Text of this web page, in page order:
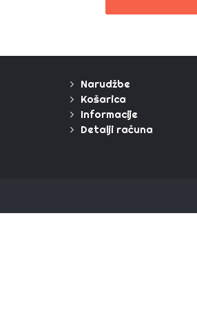
Narudžbe
Košarica
Informacije
Detalji računa